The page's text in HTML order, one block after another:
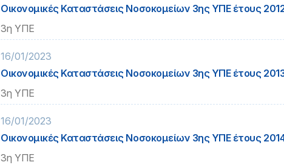
Οικονομικές Καταστάσεις Νοσοκομείων 3ης ΥΠΕ έτους
3η ΥΠΕ
16/01/2023
Οικονομικές Καταστάσεις Νοσοκομείων 3ης ΥΠΕ έτους
3η ΥΠΕ
16/01/2023
Οικονομικές Καταστάσεις Νοσοκομείων 3ης ΥΠΕ έτους
3η ΥΠΕ